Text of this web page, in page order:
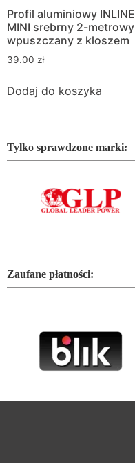
Profil aluminiowy INLINE
MINI srebrny 2-metrowy
wpuszczany z kloszem
39.00 zł
Dodaj do koszyka
Tylko sprawdzone marki:
Zaufane płatności: